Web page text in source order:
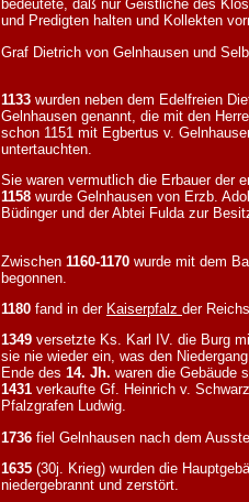
bedeutete, daß nur Geistliche des
und Predigten halten und Kollekten
Graf Dietrich von Gelnhausen und
1133 wurden neben dem Edelfreien
Gelnhausen genannt, die mit den
schon 1151 mit Egbertus v.
untertauchten.
Sie waren vermutlich die Erbauer der
1158 wurde Gelnhausen von Erzb.
Büdinger und der Abtei Fulda zur
Zwischen 1160-1170 wurde mit dem
begonnen.
1180 fand in der Kaiserpfalz der
1349 versetzte Ks. Karl IV. die Burg
sie nie wieder ein, was den
Ende des 14. Jh. waren die Gebäude
1431 verkaufte Gf. Heinrich v.
Pfalzgrafen Ludwig.
1736 fiel Gelnhausen nach dem
1635 (30j. Krieg) wurden die
niedergebrannt und zerstört.